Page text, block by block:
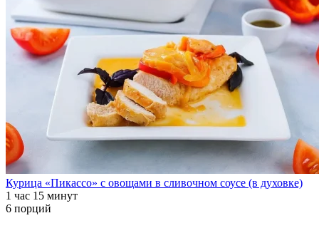
Курица «Пикассо» с овощами в сливочном соусе (в духовке)
1 час 15 минут
6 порций